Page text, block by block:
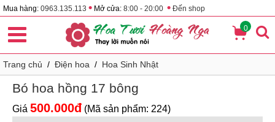
Mua hàng: 0963.135.113 • Mở cửa: 8:00 - 20:00 • Đến shop
0
Trang chủ / Điện hoa / Hoa Sinh Nhật
Bó hoa hồng 17 bông
Giá 500.000đ (Mã sản phẩm: 224)